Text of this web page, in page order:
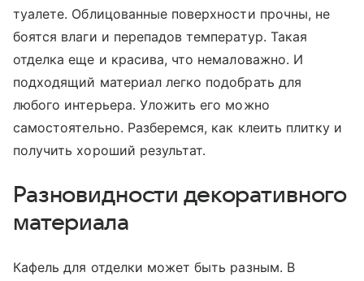
туалете. Облицованные поверхности прочны, не
боятся влаги и перепадов температур. Такая
отделка еще и красива, что немаловажно. И
подходящий материал легко подобрать для
любого интерьера. Уложить его можно
самостоятельно. Разберемся, как клеить плитку и
получить хороший результат.
Разновидности декоративного
материала
Кафель для отделки может быть разным. В